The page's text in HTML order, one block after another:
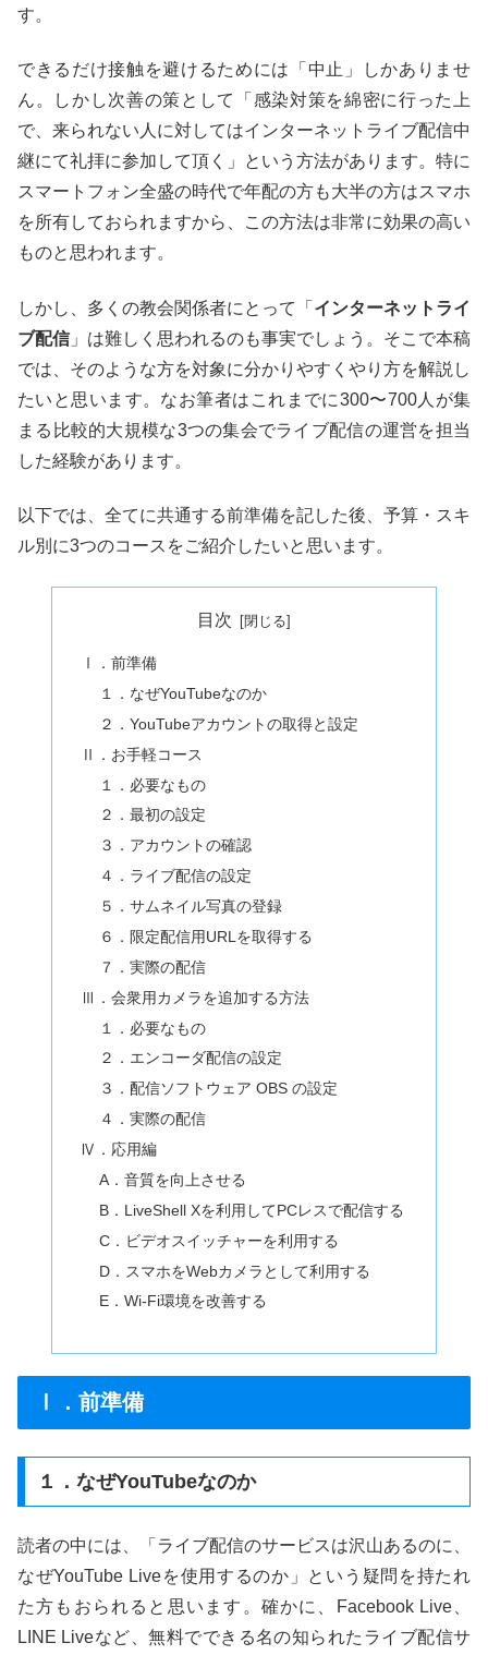
す。
できるだけ接触を避けるためには「中止」しかありませ
ん。しかし次善の策として「感染対策を綿密に行った上
で、来られない人に対してはインターネットライブ配信中
継にて礼拝に参加して頂く」という方法があります。特に
スマートフォン全盛の時代で年配の方も大半の方はスマホ
を所有しておられますから、この方法は非常に効果の高い
ものと思われます。
しかし、多くの教会関係者にとって「 インターネットライ
ブ配信」は難しく思われるのも事実でしょう。そこで本稿
では、そのような方を対象に分かりやすくやり方を解説し
たいと思います。なお筆者はこれまでに300〜700人が集
まる比較的大規模な3つの集会でライブ配信の運営を担当
した経験があります。
以下では、全てに共通する前準備を記した後、予算・スキ
ル別に3つのコースをご紹介したいと思います。
目次
Ⅰ．前準備
１．なぜYouTubeなのか
２．YouTubeアカウントの取得と設定
Ⅱ．お手軽コース
１．必要なもの
２．最初の設定
３．アカウントの確認
４．ライブ配信の設定
５．サムネイル写真の登録
６．限定配信用URLを取得する
７．実際の配信
Ⅲ．会衆用カメラを追加する方法
１．必要なもの
２．エンコーダ配信の設定
３．配信ソフトウェア OBS の設定
４．実際の配信
Ⅳ．応用編
A．音質を向上させる
B．LiveShell Xを利用してPCレスで配信する
C．ビデオスイッチャーを利用する
D．スマホをWebカメラとして利用する
E．Wi-Fi環境を改善する
Ⅰ．前準備
１．なぜYouTubeなのか
読者の中には、「ライブ配信のサービスは沢山あるのに、
なぜYouTube Liveを使用するのか」という疑問を持たれ
た方もおられると思います。確かに、Facebook Live、
LINE Liveなど、無料でできる名の知られたライブ配信サ